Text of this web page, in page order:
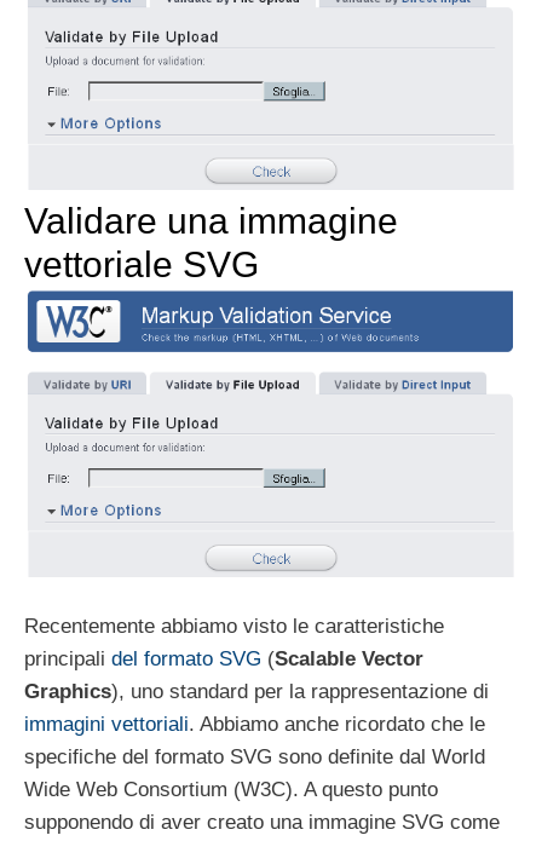
Validare una immagine
vettoriale SVG
Recentemente abbiamo visto le caratteristiche
principali del formato SVG (Scalable Vector
Graphics), uno standard per la rappresentazione di
immagini vettoriali. Abbiamo anche ricordato che le
specifiche del formato SVG sono definite dal World
Wide Web Consortium (W3C). A questo punto
supponendo di aver creato una immagine SVG come